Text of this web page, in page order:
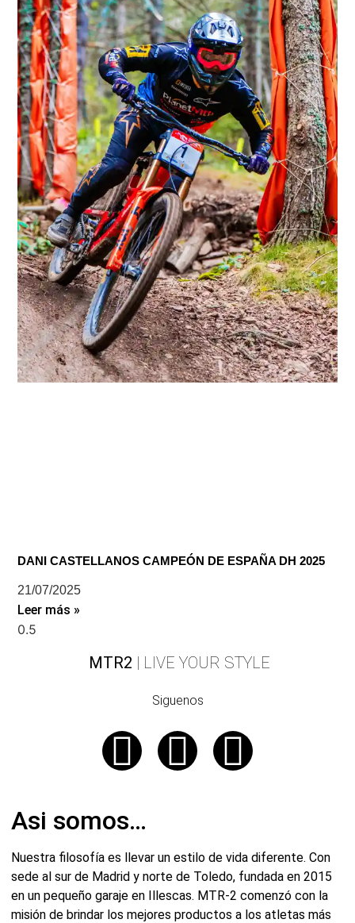
DANI CASTELLANOS CAMPEÓN DE ESPAÑA DH 2025
21/07/2025
Leer más »
MTR2 | LIVE YOUR STYLE
Siguenos
Asi somos…
Nuestra filosofía es llevar un estilo de vida diferente. Con
sede al sur de Madrid y norte de Toledo, fundada en 2015
en un pequeño garaje en Illescas. MTR-2 comenzó con la
misión de brindar los mejores productos a los atletas más